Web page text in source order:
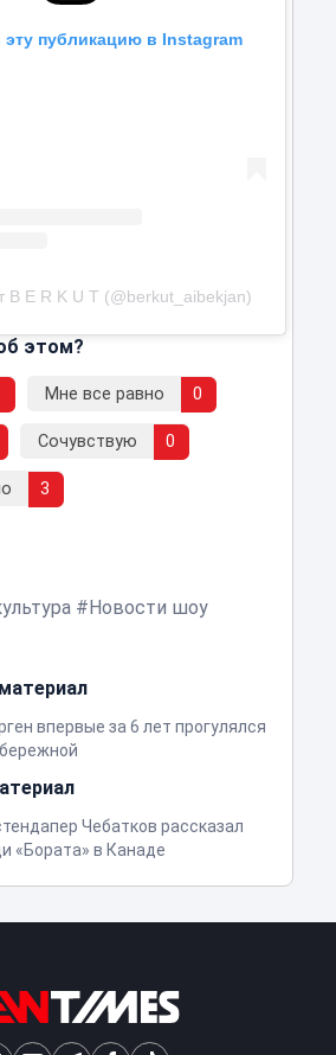
эту публикацию в Instagram
B E R K U T (@berkut_aibekjan)
этом?
Мне все равно 0
Сочувствую 0
3
Новости шоу
впервые за 6 лет прогулялся
Чебатков рассказал
«Бората» в Канаде